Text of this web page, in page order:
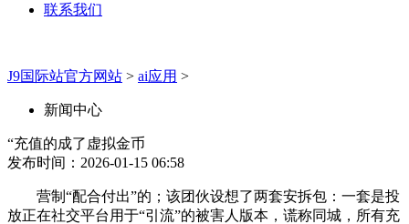
联系我们
J9国际站官方网站 > ai应用 >
新闻中心
“充值的成了虚拟金币
发布时间：2026-01-15 06:58
营制“配合付出”的；该团伙设想了两套安拆包：一套是投
放正在社交平台用于“引流”的被害人版本，谎称同城，所有充